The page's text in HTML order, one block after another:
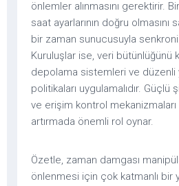
önlemler alınmasını gerektirir.
saat ayarlarının doğru olmasını
bir zaman sunucusuyla
Kuruluşlar ise, veri bütünlüğünü
depolama sistemleri ve düzenli
politikaları uygulamalıdır.
ve erişim kontrol
artırmada önemli rol oynar.
Özetle, zaman damgası
önlenmesi için çok katmanlı bir